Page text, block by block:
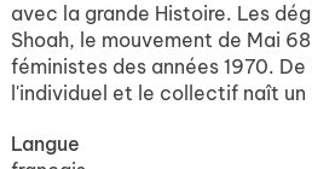
avec la grande Histoire. Les
Shoah, le mouvement de Mai
féministes des années 1970.
l'individuel et le collectif naît
Langue